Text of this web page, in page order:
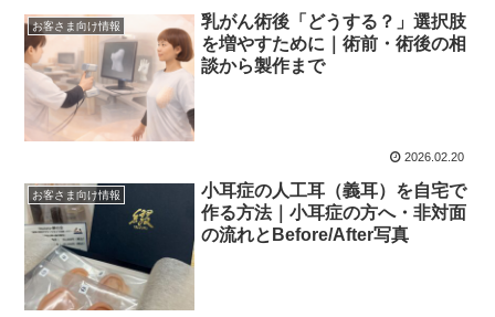
お客さま向け情報
乳がん術後「どうする？」選択肢
を増やすために｜術前・術後の相
談から製作まで
2026.02.20
お客さま向け情報
小耳症の人工耳（義耳）を自宅で
作る方法｜小耳症の方へ・非対面
の流れとBefore/After写真